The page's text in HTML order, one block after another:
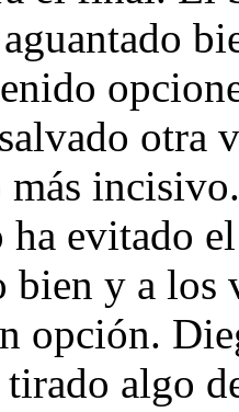
otra
más
ha evitado
bien y a los
opción.
tirado algo